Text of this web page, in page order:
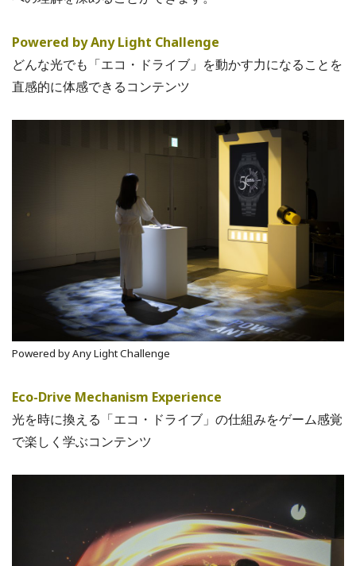
Powered by Any Light Challenge
どんな光でも「エコ・ドライブ」を動かす力になることを
直感的に体感できるコンテンツ
Powered by Any Light Challenge
Eco-Drive Mechanism Experience
光を時に換える「エコ・ドライブ」の仕組みをゲーム感覚
で楽しく学ぶコンテンツ